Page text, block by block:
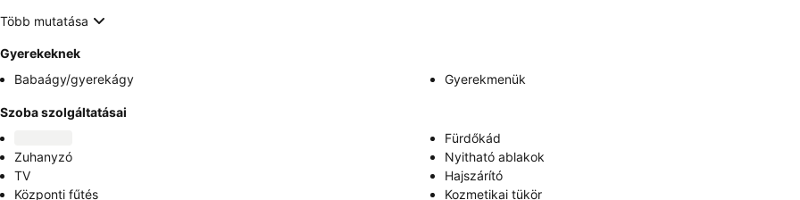
Több mutatása
Gyerekeknek
Babaágy/gyerekágy
Gyerekmenük
Szoba szolgáltatásai
Fürdőkád
Zuhanyzó
Nyitható ablakok
TV
Hajszárító
Központi fűtés
Kozmetikai tükör